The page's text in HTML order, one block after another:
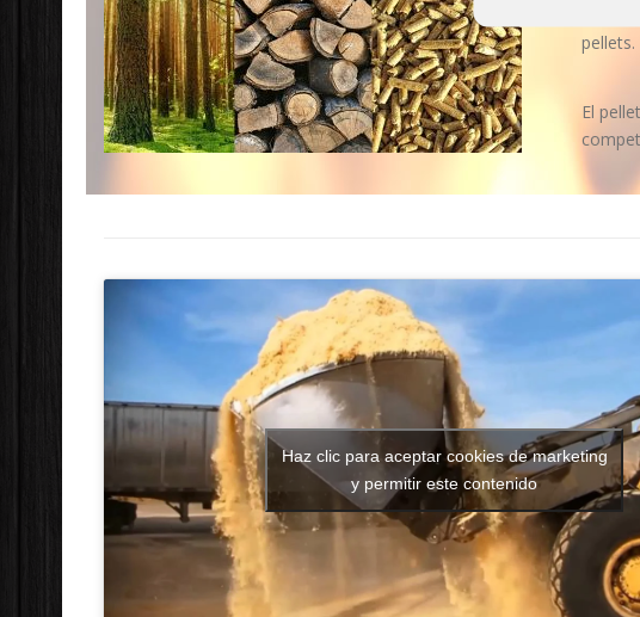
El
Haz clic para aceptar cookies de marketing
y permitir este contenido